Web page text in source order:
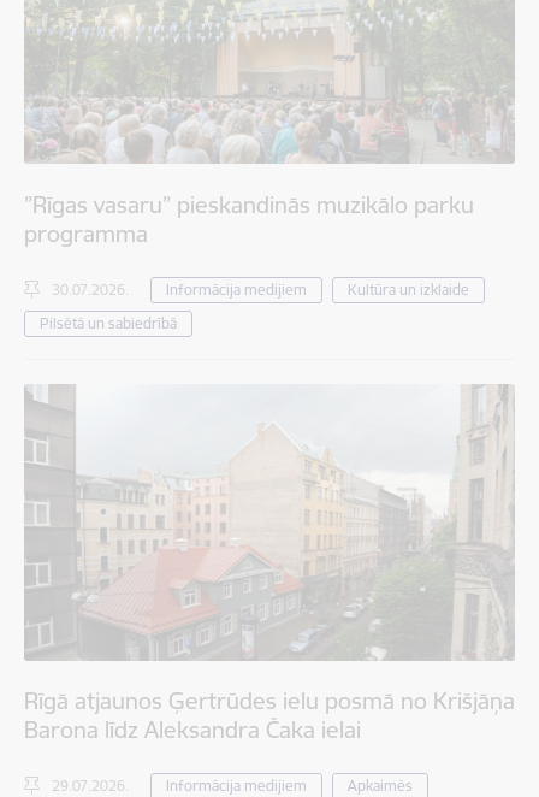
”Rīgas vasaru” pieskandinās muzikālo parku
programma
30.07.2026. Informācija medijiem
Kultūra un izklaide
Pilsētā un sabiedrībā
Rīgā atjaunos Ģertrūdes ielu posmā no Krišjāņa
Barona līdz Aleksandra Čaka ielai
29.07.2026. Informācija medijiem Apkaimēs